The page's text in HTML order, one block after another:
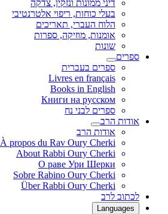
דיני ממונות ונזקין, צדקה
בעלי כוחות, ריפוי אלטרנטיבי
הלוח העברי, תאריכים
אומנות, מוזיקה, ספרות
שונות
ספרים
ספרים בעברית
Livres en français
Books in English
Книги на русском
ספרים לבני נח
אודות הרב
אודות הרב
À propos du Rav Oury Cherki
About Rabbi Oury Cherki
О раве Ури Шерки
Sobre Rabino Oury Cherki
Über Rabbi Oury Cherki
לכתוב לרב
Languages